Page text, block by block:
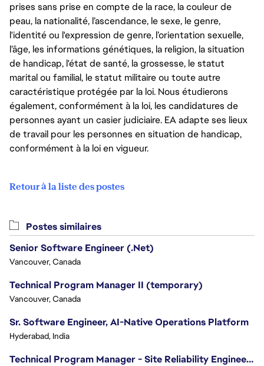
prises sans prise en compte de la race, la couleur de
peau, la nationalité, l’ascendance, le sexe, le genre,
l'identité ou l'expression de genre, l’orientation sexuelle,
l’âge, les informations génétiques, la religion, la situation
de handicap, l'état de santé, la grossesse, le statut
marital ou familial, le statut militaire ou toute autre
caractéristique protégée par la loi. Nous étudierons
également, conformément à la loi, les candidatures de
personnes ayant un casier judiciaire. EA adapte ses lieux
de travail pour les personnes en situation de handicap,
conformément à la loi en vigueur.
Retour à la liste des postes
Postes similaires
Senior Software Engineer (.Net)
Vancouver, Canada
Technical Program Manager II (temporary)
Vancouver, Canada
Sr. Software Engineer, AI-Native Operations Platform
Hyderabad, India
Technical Program Manager - Site Reliability Engineering (SRE)